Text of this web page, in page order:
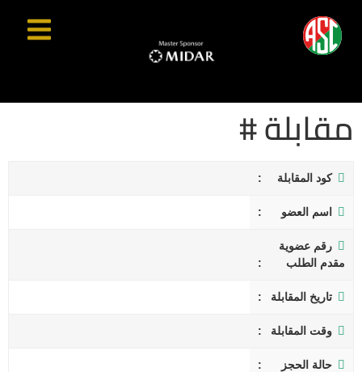
مقابلة #
كود المقابلة
اسم العضو
رقم عضوية
مقدم الطلب
تاريخ المقابلة
وقت المقابلة
حالة الحجز